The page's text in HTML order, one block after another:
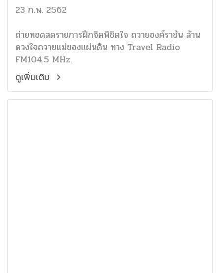
23 ก.พ. 2562
ถ่ายทอดสดรายการฝึกจิตพิชิตใจ ถวายองค์ราชัน ล้าน
ดวงใจถวายแม่ของแผ่นดิน ทาง Travel Radio
FM104.5 MHz.
ดูเพิ่มเติม